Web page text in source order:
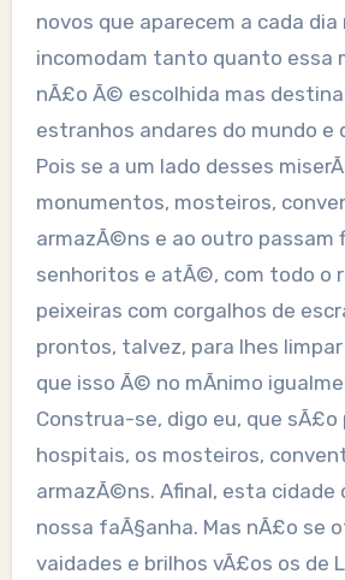
novos que aparecem a cada dia
incomodam tanto quanto essa
nÃ£o Ã© escolhida mas
estranhos andares do mundo e
Pois se a um lado desses
monumentos, mosteiros,
armazÃ©ns e ao outro passam
senhoritos e atÃ©, com todo o
peixeiras com corgalhos de
prontos, talvez, para lhes
que isso Ã© no mÃ­nimo
Construa-se, digo eu, que sÃ£o
hospitais, os mosteiros,
armazÃ©ns. Afinal, esta cidade
nossa faÃ§anha. Mas nÃ£o se
vaidades e brilhos vÃ£os os de